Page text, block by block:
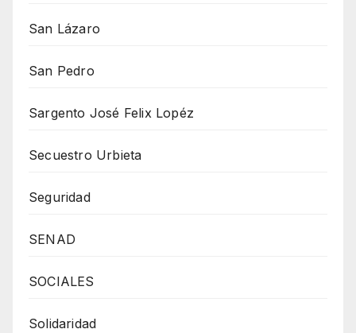
San Lázaro
San Pedro
Sargento José Felix Lopéz
Secuestro Urbieta
Seguridad
SENAD
SOCIALES
Solidaridad